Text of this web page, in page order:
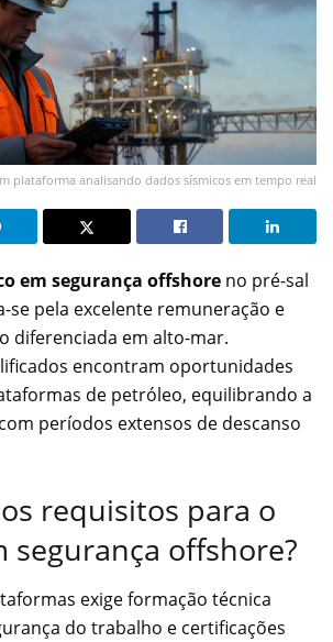
plataforma analisando dados sísmicos em tempo real
em segurança offshore no pré-sal
se pela excelente remuneração e
diferenciada em alto-mar.
encontram oportunidades
de petróleo, equilibrando a
períodos extensos de descanso
requisitos para o
segurança offshore?
exige formação técnica
do trabalho e certificações